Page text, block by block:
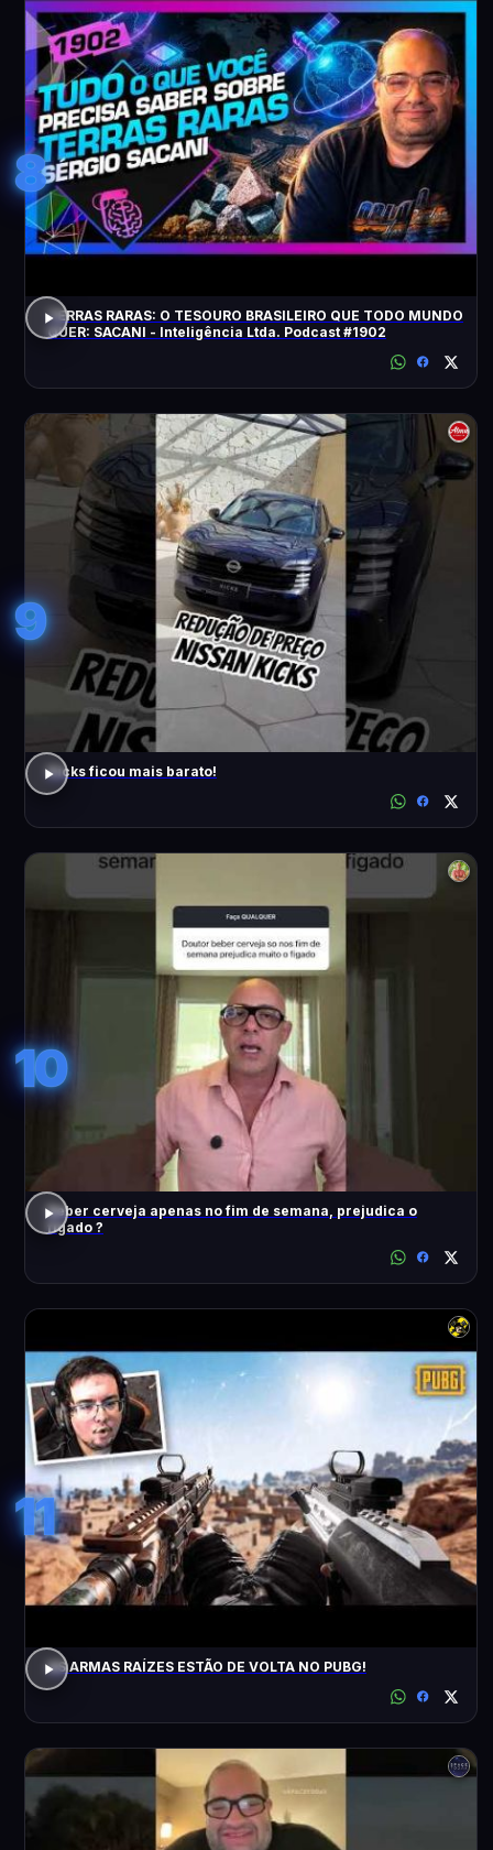
8
TERRAS RARAS: O TESOURO BRASILEIRO QUE TODO MUNDO
QUER: SACANI - Inteligência Ltda. Podcast #1902
9
Kicks ficou mais barato!
10
Beber cerveja apenas no fim de semana, prejudica o
fígado ?
11
AS ARMAS RAÍZES ESTÃO DE VOLTA NO PUBG!